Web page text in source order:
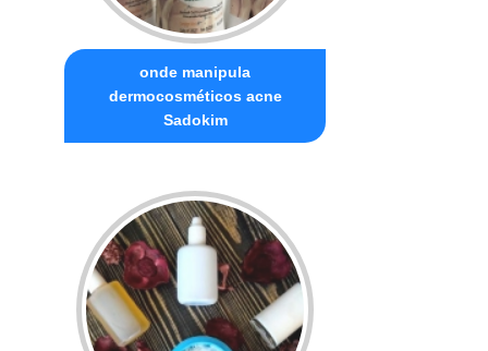
onde manipula
dermocosméticos acne
Sadokim